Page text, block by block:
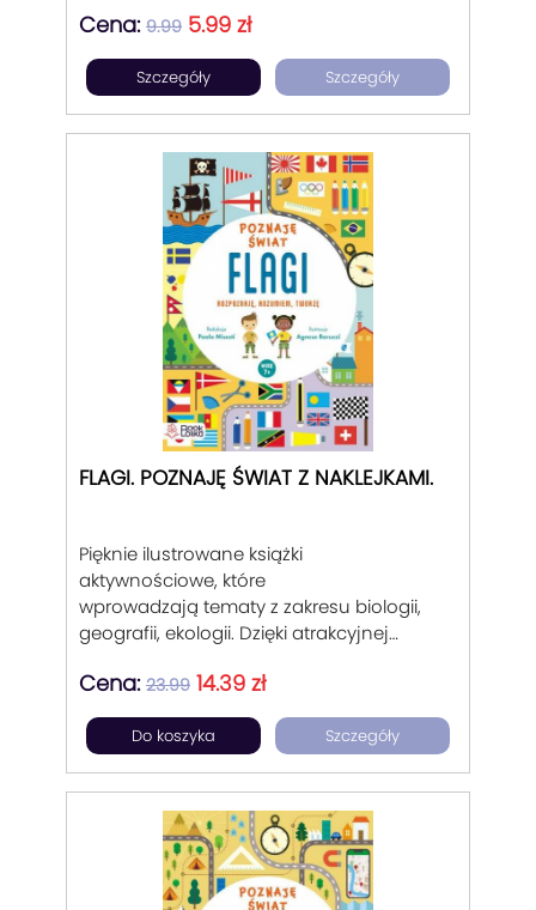
Cena: 9.99 5.99 zł
Szczegóły Szczegóły
FLAGI. POZNAJĘ ŚWIAT Z NAKLEJKAMI.
Pięknie ilustrowane książki
aktywnościowe, które
wprowadzają tematy z zakresu biologii,
geografii, ekologii. Dzięki atrakcyjnej
liczne zadania, zabawy, zagadki,
uzpełnianki czy naklejki utrwalają zdobytą
wiedzę.
Cena: 23.99 14.39 zł
Do koszyka Szczegóły